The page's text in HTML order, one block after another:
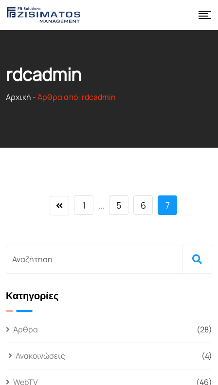
Skip
content
rdcadmin
Αρχική -Άρθρα από: rdcadmin
1 ... 5 6 7
Κατηγορίες
Άρθρα (28)
Ανακοινώσεις (4)
WebTV (46)